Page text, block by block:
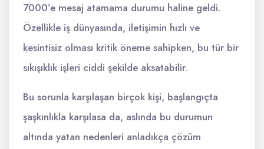
7000’e mesaj atamama durumu haline geldi.
Özellikle iş dünyasında, iletişimin hızlı ve
kesintisiz olması kritik öneme sahipken, bu tür bir
sıkışıklık işleri ciddi şekilde aksatabilir.
Bu sorunla karşılaşan birçok kişi, başlangıçta
şaşkınlıkla karşılasa da, aslında bu durumun
altında yatan nedenleri anladıkça çözüm